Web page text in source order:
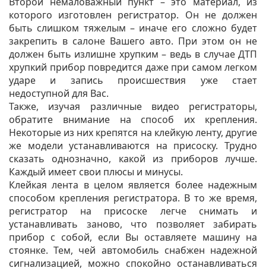
которого изготовлен регистратор. Он не должен
быть слишком тяжелым – иначе его сложно будет
закрепить в салоне Вашего авто. При этом он не
должен быть излишне хрупким – ведь в случае ДТП
хрупкий прибор повредится даже при самом легком
ударе и запись происшествия уже стает
недоступной для Вас.
Также, изучая различные видео регистраторы,
обратите внимание на способ их крепления.
Некоторые из них крепятся на клейкую ленту, другие
же модели устанавливаются на присоску. Трудно
сказать однозначно, какой из приборов лучше.
Каждый имеет свои плюсы и минусы.
Клейкая лента в целом является более надежным
способом крепления регистратора. В то же время,
регистратор на присоске легче снимать и
устанавливать заново, что позволяет забирать
прибор с собой, если Вы оставляете машину на
стоянке. Тем, чей автомобиль снабжен надежной
сигнализацией, можно спокойно останавливаться